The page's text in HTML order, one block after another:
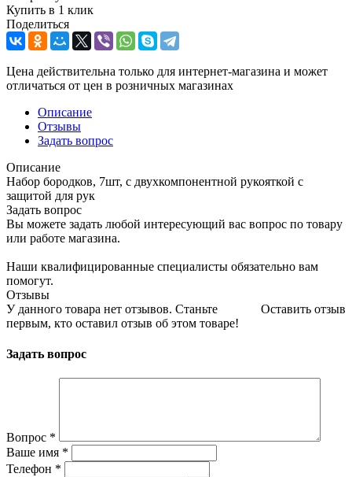
Купить в 1 клик
Поделиться
Цена действительна только для интернет-магазина и может
отличаться от цен в розничных магазинах
Описание
Отзывы
Задать вопрос
Описание
Набор бородков, 7шт, с двухкомпонентной рукояткой с
защитой для рук
Задать вопрос
Вы можете задать любой интересующий вас вопрос по товару
или работе магазина.
Наши квалифицированные специалисты обязательно вам
помогут.
Отзывы
Оставить отзыв
У данного товара нет отзывов. Станьте
первым, кто оставил отзыв об этом товаре!
Задать вопрос
Вопрос *
Ваше имя *
Телефон *